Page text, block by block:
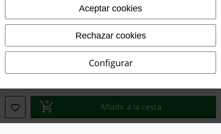
Aceptar cookies
Rechazar cookies
Configurar
Añadir a la cesta
Eliminación de residuos y protección del medioambiente
Información sobre accesibilidad
Cancelar pedido